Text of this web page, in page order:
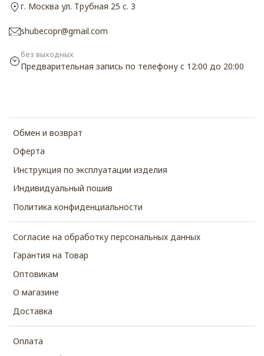
Обмен и возврат
Оферта
Инструкция по эксплуатации изделия
Индивидуальный пошив
Политика конфиденциальности
Согласие на обработку персональных данных
Гарантия на Товар
Оптовикам
О магазине
Доставка
Оплата
г. Москва ул. Трубная 25 с. 3
shubecopr@gmail.com
без выходных
Предварительная запись по телефону с 12:00 до 20:00